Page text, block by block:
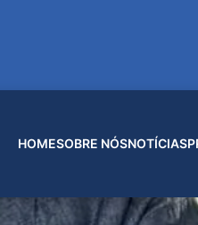
HOMESOBRE NÓSNOTÍCIAS